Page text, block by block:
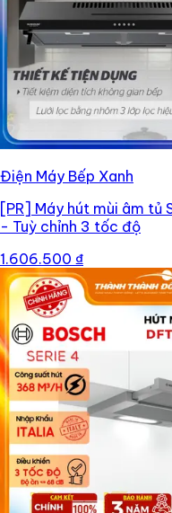
Điện Máy Bếp Xanh
[PR] Máy hút mùi âm tủ
- Tuỳ chỉnh 3 tốc độ
1.606.500 ₫